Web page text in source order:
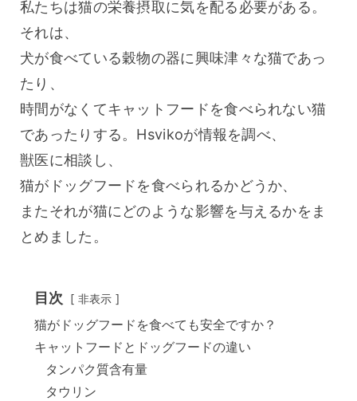
私たちは猫の栄養摂取に気を配る必要がある。
それは、
犬が食べている穀物の器に興味津々な猫であっ
たり、
時間がなくてキャットフードを食べられない猫
であったりする。Hsvikoが情報を調べ、
獣医に相談し、
猫がドッグフードを食べられるかどうか、
またそれが猫にどのような影響を与えるかをま
とめました。
目次 非表示
猫がドッグフードを食べても安全ですか？
キャットフードとドッグフードの違い
タンパク質含有量
タウリン